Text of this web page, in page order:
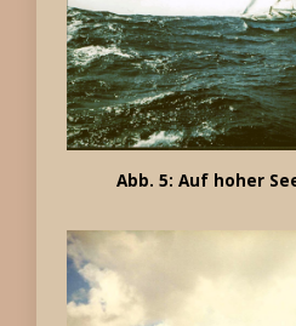
Abb. 5: Auf hoher